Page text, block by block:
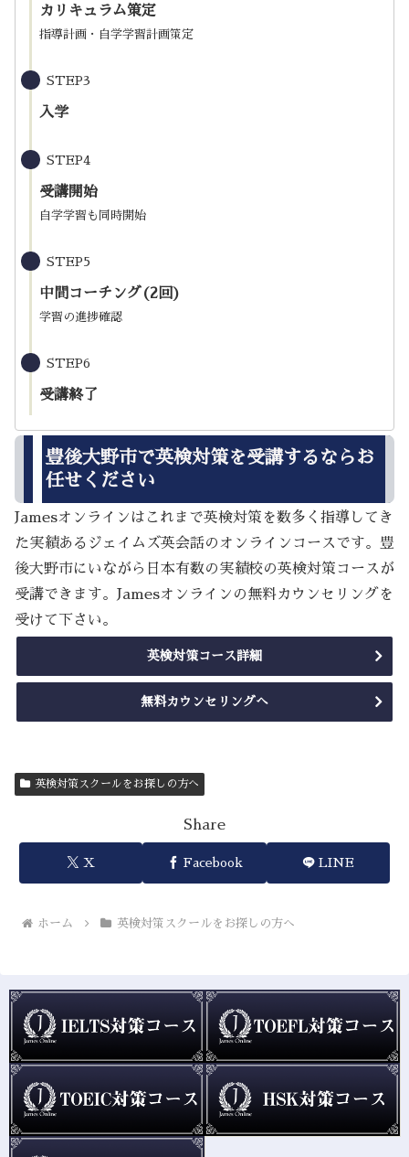
カリキュラム策定
指導計画・自学学習計画策定
STEP3
入学
STEP4
受講開始
自学学習も同時開始
STEP5
中間コーチング(2回)
学習の進捗確認
STEP6
受講終了
豊後大野市で英検対策を受講するならお
任せください
Jamesオンラインはこれまで英検対策を数多く指導してき
た実績あるジェイムズ英会話のオンラインコースです。豊
後大野市にいながら日本有数の実績校の英検対策コースが
受講できます。Jamesオンラインの無料カウンセリングを
受けて下さい。
英検対策コース詳細
無料カウンセリングへ
英検対策スクールをお探しの方へ
Share
X Facebook LINE
ホーム 英検対策スクールをお探しの方へ